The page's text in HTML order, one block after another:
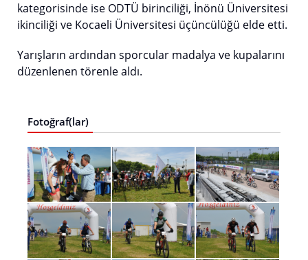
kategorisinde ise ODTÜ birinciliği, İnönü Üniversitesi
ikinciliği ve Kocaeli Üniversitesi üçüncülüğü elde etti.
Yarışların ardından sporcular madalya ve kupalarını
düzenlenen törenle aldı.
Fotoğraf(lar)